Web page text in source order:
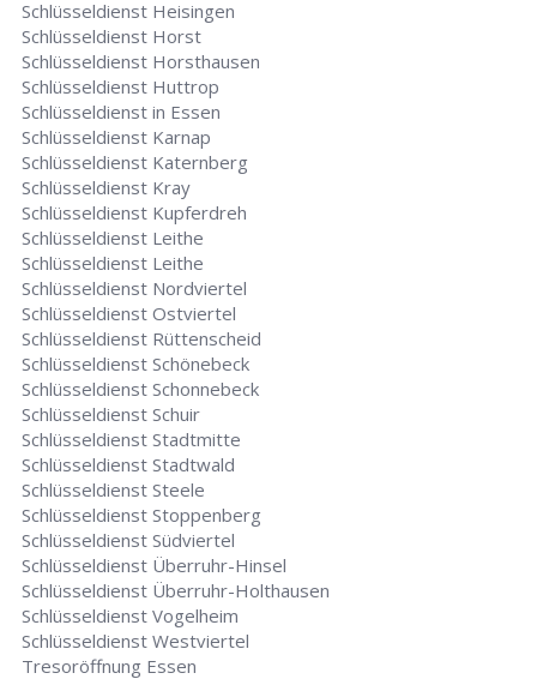
Schlüsseldienst Heisingen
Schlüsseldienst Horst
Schlüsseldienst Horsthausen
Schlüsseldienst Huttrop
Schlüsseldienst in Essen
Schlüsseldienst Karnap
Schlüsseldienst Katernberg
Schlüsseldienst Kray
Schlüsseldienst Kupferdreh
Schlüsseldienst Leithe
Schlüsseldienst Leithe
Schlüsseldienst Nordviertel
Schlüsseldienst Ostviertel
Schlüsseldienst Rüttenscheid
Schlüsseldienst Schönebeck
Schlüsseldienst Schonnebeck
Schlüsseldienst Schuir
Schlüsseldienst Stadtmitte
Schlüsseldienst Stadtwald
Schlüsseldienst Steele
Schlüsseldienst Stoppenberg
Schlüsseldienst Südviertel
Schlüsseldienst Überruhr-Hinsel
Schlüsseldienst Überruhr-Holthausen
Schlüsseldienst Vogelheim
Schlüsseldienst Westviertel
Tresoröffnung Essen